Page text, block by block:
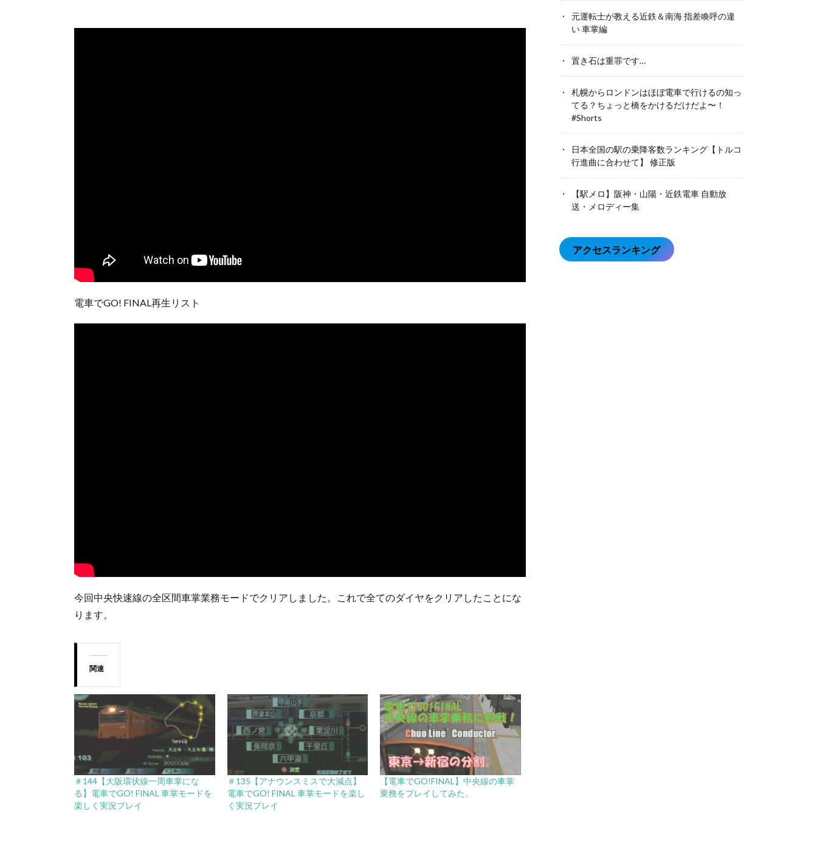
電車でGO! FINAL再生リスト
今回中央快速線の全区間車掌業務モードでクリアしました。これで全てのダイヤをクリアしたことにな
ります。
関連
＃144【大阪環状線一周車掌にな
る】電車でGO! FINAL 車掌モードを
楽しく実況プレイ
＃135【アナウンスミスで大減点】
電車でGO! FINAL 車掌モードを楽し
く実況プレイ
【電車でGO!FINAL】中央線の車掌
乗務をプレイしてみた。
元運転士が教える近鉄＆南海 指差喚呼の違
い 車掌編
置き石は重罪です…
札幌からロンドンはほぼ電車で行けるの知っ
てる？ちょっと橋をかけるだけだよ〜！
#Shorts
日本全国の駅の乗降客数ランキング【トルコ
行進曲に合わせて】 修正版
【駅メロ】阪神・山陽・近鉄電車 自動放
送・メロディー集
アクセスランキング